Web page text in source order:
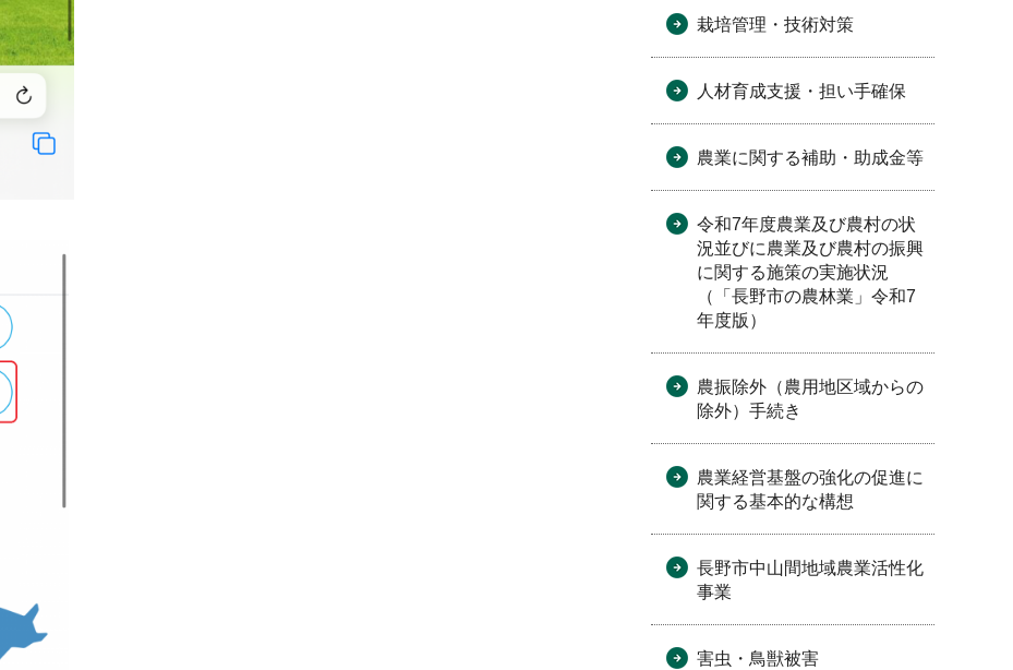
栽培管理・技術対策
人材育成支援・担い手確保
農業に関する補助・助成金等
令和7年度農業及び農村の状
況並びに農業及び農村の振興
に関する施策の実施状況
（「長野市の農林業」令和7
年度版）
農振除外（農用地区域からの
除外）手続き
農業経営基盤の強化の促進に
関する基本的な構想
長野市中山間地域農業活性化
事業
害虫・鳥獣被害